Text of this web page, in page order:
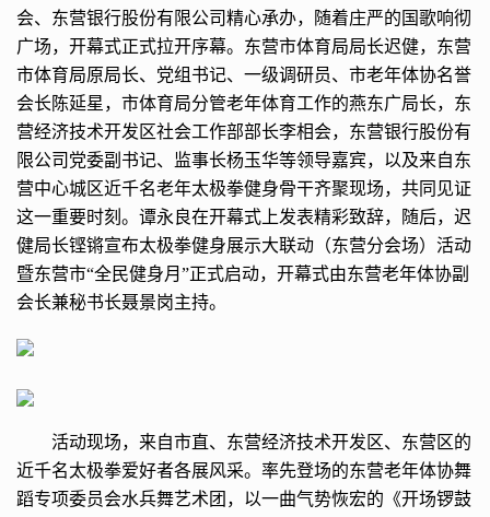
会、东营银行股份有限公司精心承办，随着庄严的国歌响彻
广场，开幕式正式拉开序幕。东营市体育局局长迟健，东营
市体育局原局长、党组书记、一级调研员、市老年体协名誉
会长陈延星，市体育局分管老年体育工作的燕东广局长，东
营经济技术开发区社会工作部部长李相会，东营银行股份有
限公司党委副书记、监事长杨玉华等领导嘉宾，以及来自东
营中心城区近千名老年太极拳健身骨干齐聚现场，共同见证
这一重要时刻。谭永良在开幕式上发表精彩致辞，随后，迟
健局长铿锵宣布太极拳健身展示大联动（东营分会场）活动
暨东营市“全民健身月”正式启动，开幕式由东营老年体协副
会长兼秘书长聂景岗主持。
活动现场，来自市直、东营经济技术开发区、东营区的
近千名太极拳爱好者各展风采。率先登场的东营老年体协舞
蹈专项委员会水兵舞艺术团，以一曲气势恢宏的《开场锣鼓